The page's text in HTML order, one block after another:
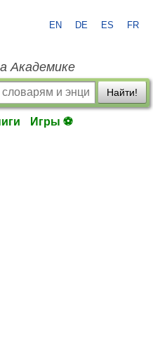
EN DE ES FR
Академике
Найти!
Игры ⚽